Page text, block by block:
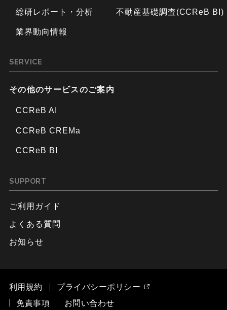
総研レポート・分析
業界動向情報
不動産基礎調査(CCReB BI)
SERVICE
その他のサービスのご案内
CCReB AI
CCReB CREMa
CCReB BI
SUPPORT
ご利用ガイド
よくある質問
お知らせ
利用規約
プライバシーポリシー
免責事項
お問い合わせ